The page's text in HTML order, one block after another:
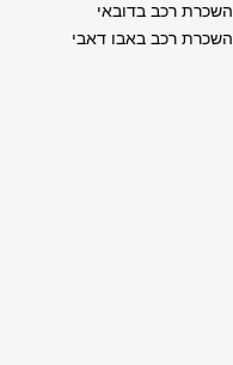
השכרת רכב בדובאי
השכרת רכב באבו דאבי